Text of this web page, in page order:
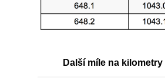
Další míle na